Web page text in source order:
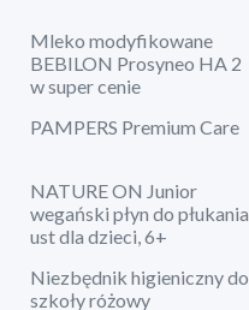
Mleko modyfikowane
BEBILON Prosyneo HA 2
w super cenie
PAMPERS Premium Care
NATURE ON Junior
wegański płyn do płukania
ust dla dzieci, 6+
Niezbędnik higieniczny do
szkoły różowy